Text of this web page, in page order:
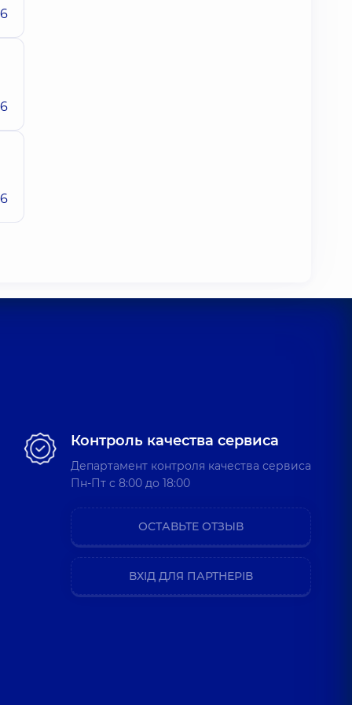
Контроль качества сервиса
Департамент контроля качества сервиса
Пн-Пт c 8:00 до 18:00
ОСТАВЬТЕ ОТЗЫВ
ВХІД ДЛЯ ПАРТНЕРІВ